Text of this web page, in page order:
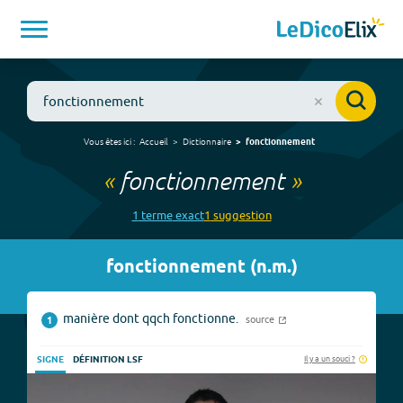
Vous êtes ici : Accueil Dictionnaire fonctionnement
« fonctionnement»
1 termeexact1 suggestion
fonctionnement(n.m.)
1 manière dont qqch fonctionne. source
SIGNE DÉFINITION LSF Il y a un souci ?